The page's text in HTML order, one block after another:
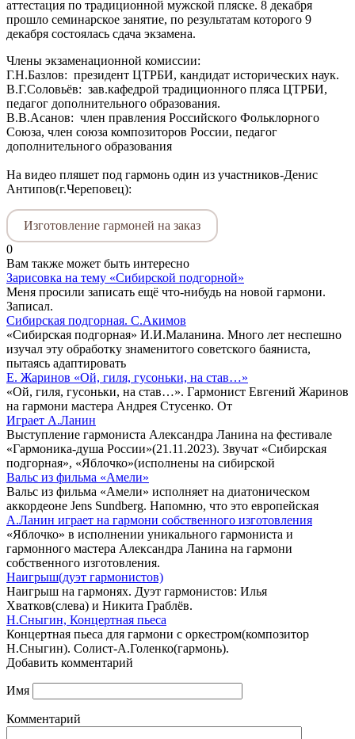
аттестация по традиционной мужской пляске. 8 декабря
прошло семинарское занятие, по результатам которого 9
декабря состоялась сдача экзамена.
Члены экзаменационной комиссии:
Г.Н.Базлов: президент ЦТРБИ, кандидат исторических наук.
В.Г.Соловьёв: зав.кафедрой традиционного пляса ЦТРБИ,
педагог дополнительного образования.
В.В.Асанов: член правления Российского Фольклорного
Союза, член союза композиторов России, педагог
дополнительного образования
На видео пляшет под гармонь один из участников-Денис
Антипов(г.Череповец):
Изготовление гармоней на заказ
0
Вам также может быть интересно
Зарисовка на тему «Сибирской подгорной»
Меня просили записать ещё что-нибудь на новой гармони.
Записал.
Сибирская подгорная. С.Акимов
«Сибирская подгорная» И.И.Маланина. Много лет неспешно
изучал эту обработку знаменитого советского баяниста,
пытаясь адаптировать
Е. Жаринов «Ой, гиля, гусоньки, на став…»
«Ой, гиля, гусоньки, на став…». Гармонист Евгений Жаринов
на гармони мастера Андрея Стусенко. От
Играет А.Ланин
Выступление гармониста Александра Ланина на фестивале
«Гармоника-душа России»(21.11.2023). Звучат «Сибирская
подгорная», «Яблочко»(исполнены на сибирской
Вальс из фильма «Амели»
Вальс из фильма «Амели» исполняет на диатоническом
аккордеоне Jens Sundberg. Напомню, что это европейская
А.Ланин играет на гармони собственного изготовления
«Яблочко» в исполнении уникального гармониста и
гармонного мастера Александра Ланина на гармони
собственного изготовления.
Наигрыш(дуэт гармонистов)
Наигрыш на гармонях. Дуэт гармонистов: Илья
Хватков(слева) и Никита Граблёв.
Н.Сныгин, Концертная пьеса
Концертная пьеса для гармони с оркестром(композитор
Н.Сныгин). Солист-А.Голенко(гармонь).
Добавить комментарий
Имя
Комментарий